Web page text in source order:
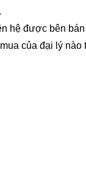
hệ được bên
của đại lý